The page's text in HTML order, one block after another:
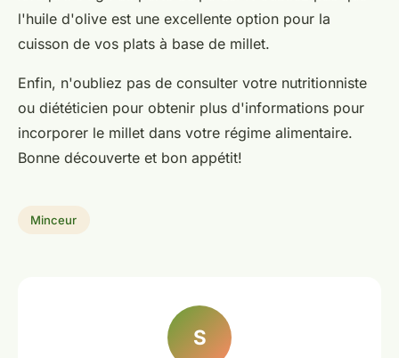
l'huile d'olive est une excellente option pour la
cuisson de vos plats à base de millet.
Enfin, n'oubliez pas de consulter votre nutritionniste
ou diététicien pour obtenir plus d'informations pour
incorporer le millet dans votre régime alimentaire.
Bonne découverte et bon appétit!
Minceur
S